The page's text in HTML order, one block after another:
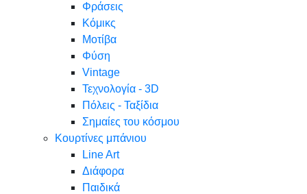
Φράσεις
Κόμικς
Μοτίβα
Φύση
Vintage
Τεχνολογία - 3D
Πόλεις - Ταξίδια
Σημαίες του κόσμου
Κουρτίνες μπάνιου
Line Art
Διάφορα
Παιδικά